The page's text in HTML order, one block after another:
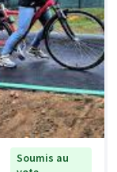
Soumis au